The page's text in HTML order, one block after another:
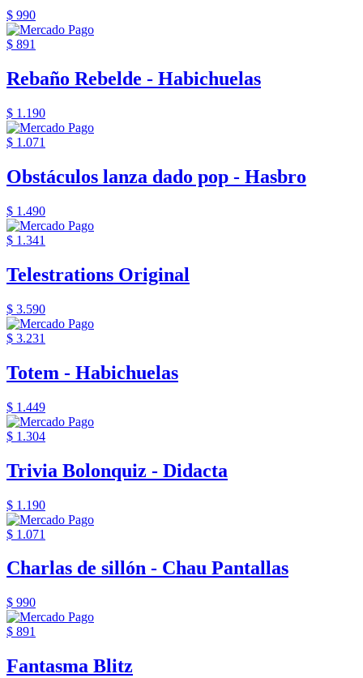
$ 990
$ 891
Rebaño Rebelde - Habichuelas
$ 1.190
$ 1.071
Obstáculos lanza dado pop - Hasbro
$ 1.490
$ 1.341
Telestrations Original
$ 3.590
$ 3.231
Totem - Habichuelas
$ 1.449
$ 1.304
Trivia Bolonquiz - Didacta
$ 1.190
$ 1.071
Charlas de sillón - Chau Pantallas
$ 990
$ 891
Fantasma Blitz